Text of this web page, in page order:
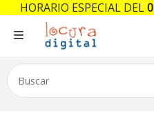
HORARIO ESPECIAL DEL